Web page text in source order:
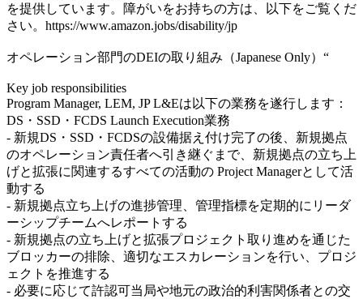
を提供しています。障がいをお持ちの方は、以下をご覧くだ
さい。https://www.amazon.jobs/disability/jp
オペレーション部門のDEIの取り組み（Japanese Only）“
Key job responsibilities
Program Manager, LEM, JP L&Eは以下の業務を遂行します：
DS・SSD・FCDS Launch Execution業務
- 新規DS・SSD・FCDSの設備据え付け完了の後、新規拠点
のオペレーション責任者へ引き継ぐまで、新規拠点の立ち上
げと拡張に関連するすべての活動の Project Managerとして活
動する
- 新規拠点立ち上げの進捗管理、管理指標を定期的にリーダ
ーシップチームへレポートする
- 新規拠点の立ち上げと拡張プロジェクト取り進めを通じた
ブロッカーの排除、適切なエスカレーションを行い、プロジ
ェクトを推進する
- 必要に応じて許認可当局や地元の政治的利害関係者との交